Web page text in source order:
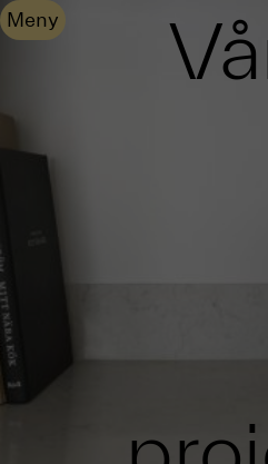
Meny